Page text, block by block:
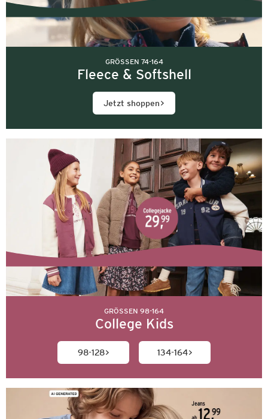
GRÖSSEN 74-164
Fleece & Softshell
Jetzt shoppen
GRÖSSEN 98-164
College Kids
98-128 134-164